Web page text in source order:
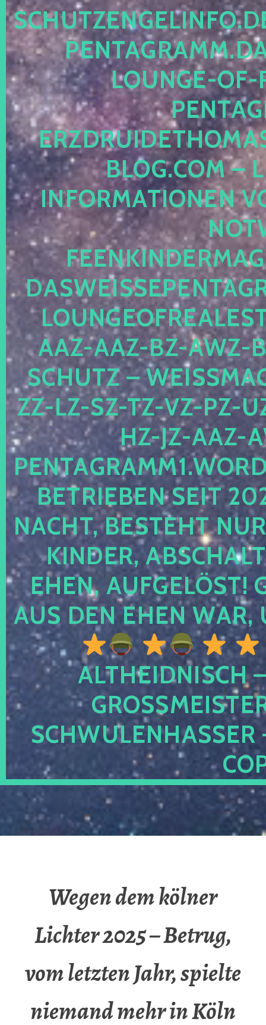
OUNGE-OF-
LOG.COM –
NFORMATIONEN
AZ-AAZ-BZ-AWZ-
CHUTZ –
-LZ-SZ-TZ-VZ-PZ-UZ-
-JZ-AAZ-
TRIEBEN SEIT 2024
CHT, BESTEHT NUR
NDER,
EN, AUFGELÖST!
S DEN EHEN WAR,
ALTHEIDNISCH
CHWULENHASSER
Wegen dem kölner
Lichter 2025 – Betrug,
vom letzten Jahr, spielte
niemand mehr in Köln